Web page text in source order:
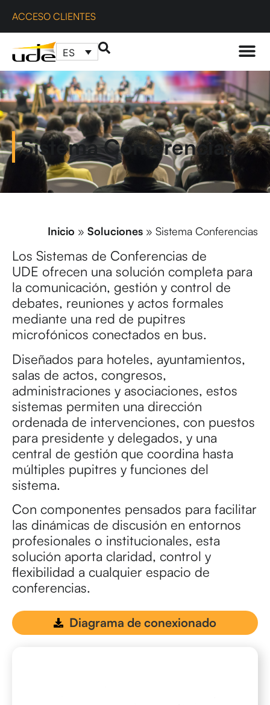
ACCESO CLIENTES
ES
Sistema Conferencias
Inicio » Soluciones » Sistema Conferencias
Los Sistemas de Conferencias de
UDE ofrecen una solución completa para
la comunicación, gestión y control de
debates, reuniones y actos formales
mediante una red de pupitres
microfónicos conectados en bus.
Diseñados para hoteles, ayuntamientos,
salas de actos, congresos,
administraciones y asociaciones, estos
sistemas permiten una dirección
ordenada de intervenciones, con puestos
para presidente y delegados, y una
central de gestión que coordina hasta
múltiples pupitres y funciones del
sistema.
Con componentes pensados para facilitar
las dinámicas de discusión en entornos
profesionales o institucionales, esta
solución aporta claridad, control y
flexibilidad a cualquier espacio de
conferencias.
rewewrwrewr
Diagrama de conexionado